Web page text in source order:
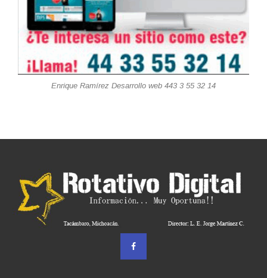
Enrique Ramírez Desarrollo web 443 3 55 32 14